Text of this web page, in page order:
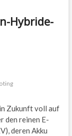
Hybride-
Zukunft voll auf
den reinen E-
deren Akku